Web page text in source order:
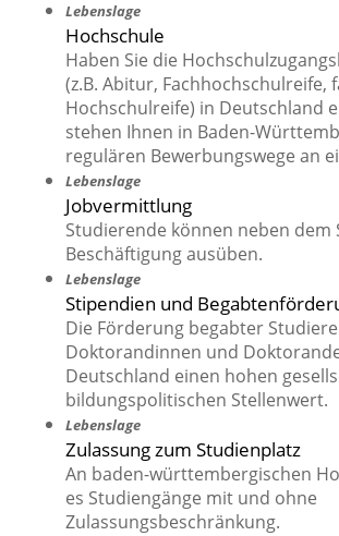
Lebenslage
Hochschule
Haben Sie die
(z.B. Abitur, Fachhochschulreife,
Hochschulreife) in Deutschland
stehen Ihnen in Baden-
regulären Bewerbungswege an
Lebenslage
Jobvermittlung
Studierende können neben dem
Beschäftigung ausüben.
Lebenslage
Stipendien und
Die Förderung begabter
Doktorandinnen und
Deutschland einen hohen
bildungspolitischen Stellenwert.
Lebenslage
Zulassung zum Studienplatz
An baden-württembergischen
es Studiengänge mit und ohne
Zulassungsbeschränkung.